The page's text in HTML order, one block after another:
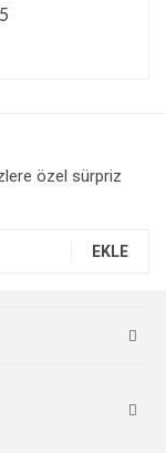
özel sürpriz
EKLE